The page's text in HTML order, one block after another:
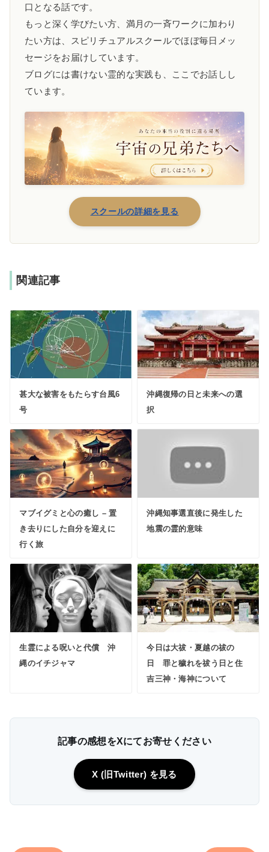
口となる話です。
もっと深く学びたい方、満月の一斉ワークに加わり
たい方は、スピリチュアルスクールでほぼ毎日メッ
セージをお届けしています。
ブログには書けない霊的な実践も、ここでお話しし
ています。
スクールの詳細を見る
関連記事
甚大な被害をもたらす台風6
号
沖縄復帰の日と未来への選
択
マブイグミと心の癒し – 置
き去りにした自分を迎えに
行く旅
沖縄知事選直後に発生した
地震の霊的意味
生霊による呪いと代償 沖
縄のイチジャマ
今日は大祓・夏越の祓の
日 罪と穢れを祓う日と住
吉三神・海神について
記事の感想をXにてお寄せください
X (旧Twitter) を見る